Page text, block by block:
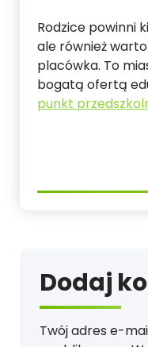
Rodzice powinni
ale również
placówka. To
bogatą ofertą
punkt
Dodaj
Twój adres e-